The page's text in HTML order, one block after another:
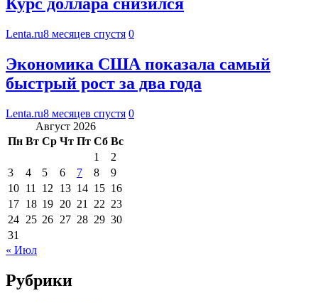
Lenta.ru8 месяцев спустя 0
Экономика США показала самый
быстрый рост за два года
Lenta.ru8 месяцев спустя 0
Август 2026
Пн Вт Ср Чт Пт Сб Вс
1
2
3
4 5 6 7 8
9
10 11 12 13 14 15 16
17 18 19 20 21 22 23
24 25 26 27 28 29 30
31
« Июл
Рубрики